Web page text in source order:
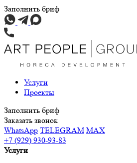
Заполнить бриф
Услуги
Проекты
Заполнить бриф
Заказать звонок
WhatsApp TELEGRAM MAX
+7 (929) 930-93-83
Услуги